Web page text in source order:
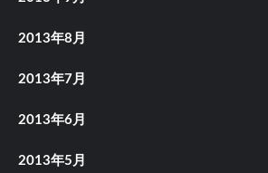
2013年8月
2013年7月
2013年6月
2013年5月